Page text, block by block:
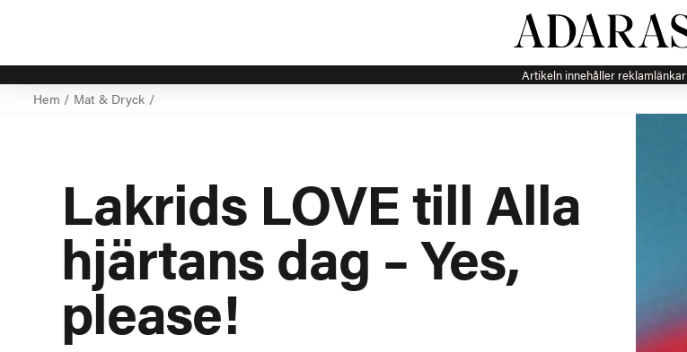
Artikeln innehåller reklamlänkar
Hem / Mat & Dryck /
Lakrids LOVE till Alla
hjärtans dag – Yes,
please!